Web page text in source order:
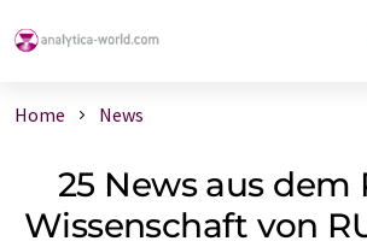
Home News
25 News aus dem
Wissenschaft von